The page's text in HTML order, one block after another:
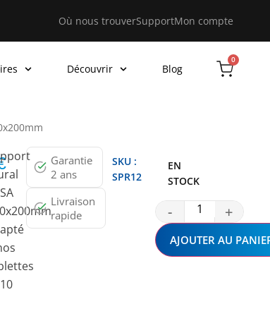
Où nous trouverSupportMon compte
Découvrir Blog
0
Garantie
2 ans
Livraison
rapide
SKU :
SPR12
EN
STOCK
- +
AJOUTER AU